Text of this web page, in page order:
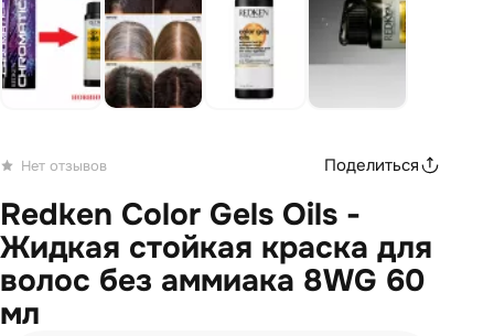
Нет отзывов Поделиться
Redken Color Gels Oils -
Жидкая стойкая краска для
волос без аммиака 8WG 60
мл